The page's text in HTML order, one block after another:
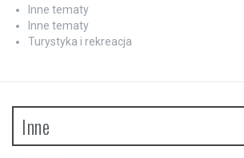
Inne tematy
Inne tematy
Turystyka i rekreacja
Inne